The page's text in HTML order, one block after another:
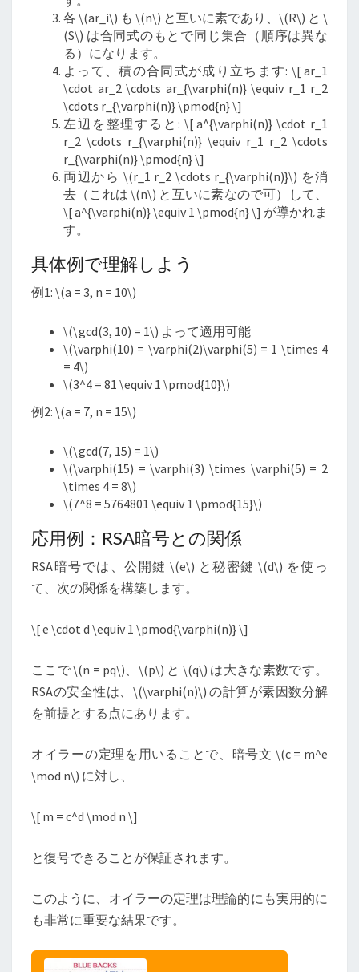
各 \(ar_i\) も \(n\) と互いに素であり、 \(R\) と \
(S\) は合同式のもとで同じ集合（順序は異な
る）になります。
よって、積の合同式が成り立ちます: \[ ar_1
\cdot ar_2 \cdots ar_{\varphi(n)} \equiv r_1 r_2
\cdots r_{\varphi(n)} \pmod{n}\]
左辺を整理すると: \[ a^{\varphi(n)} \cdot r_1
r_2 \cdots r_{\varphi(n)} \equiv r_1 r_2 \cdots
r_{\varphi(n)} \pmod{n}\]
両辺から \(r_1 r_2 \cdots r_{\varphi(n)}\) を消
去（これは\(n\) と互いに素なので可）して、
\[ a^{\varphi(n)} \equiv 1 \pmod{n}\] が導かれま
す。
具体例で理解しよう
例1: \(a = 3, n = 10\)
\(\gcd(3, 10) = 1\) よって適用可能
\(\varphi(10) = \varphi(2)\varphi(5) = 1 \times 4
= 4\)
\(3^4 = 81 \equiv 1 \pmod{10}\)
例2: \(a = 7, n = 15\)
\(\gcd(7, 15) = 1\)
\(\varphi(15) = \varphi(3) \times \varphi(5) = 2
\times 4 = 8\)
\(7^8 = 5764801 \equiv 1 \pmod{15}\)
応用例：RSA暗号との関係
RSA暗号では、公開鍵\(e\) と秘密鍵\(d\) を使っ
て、次の関係を構築します。
\[ e \cdot d \equiv 1 \pmod{\varphi(n)}\]
ここで\(n = pq\)、 \(p\) と \(q\) は大きな素数です。
RSAの安全性は、 \(\varphi(n)\) の計算が素因数分解
を前提とする点にあります。
オイラーの定理を用いることで、暗号文 \(c = m^e
\mod n\) に対し、
\[ m = c^d \mod n \]
と復号できることが保証されます。
このように、オイラーの定理は理論的にも実用的に
も非常に重要な結果です。